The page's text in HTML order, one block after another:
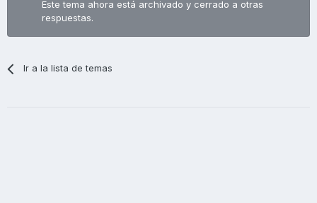
Este tema ahora está archivado y cerrado a otras
respuestas.
Ir a la lista de temas